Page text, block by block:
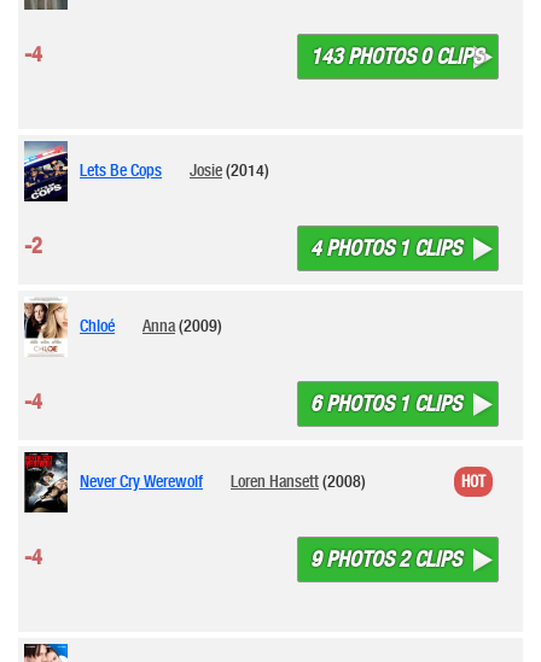
143 PHOTOS 0 CLIPS
-4
Lets Be Cops Josie(2014)
4 PHOTOS 1 CLIPS
-2
Chloé Anna(2009)
6 PHOTOS 1 CLIPS
-4
Never Cry Werewolf Loren Hansett(2008)
9 PHOTOS 2 CLIPS
-4
HOT